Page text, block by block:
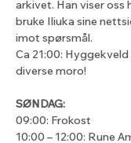
arkivet. Han viser oss
bruke Iliuka sine
imot spørsmål.
Ca 21:00:
diverse moro!
SØNDAG:
09:00: Frokost
10:00 – 12:00: Rune